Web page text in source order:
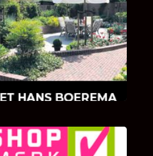
HANS BOEREMA
ontstaan is en wat
in de wereld van
en tegels!